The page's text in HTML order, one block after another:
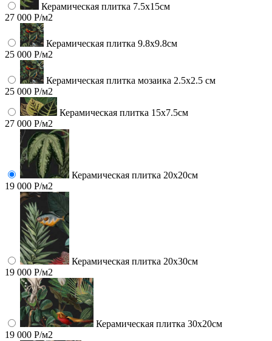
Керамическая плитка 7.5х15см
27 000 Р/м2
Керамическая плитка 9.8x9.8см
25 000 Р/м2
Керамическая плитка мозаика 2.5x2.5 см
25 000 Р/м2
Керамическая плитка 15х7.5см
27 000 Р/м2
Керамическая плитка 20х20см
19 000 Р/м2
Керамическая плитка 20х30см
19 000 Р/м2
Керамическая плитка 30х20см
19 000 Р/м2